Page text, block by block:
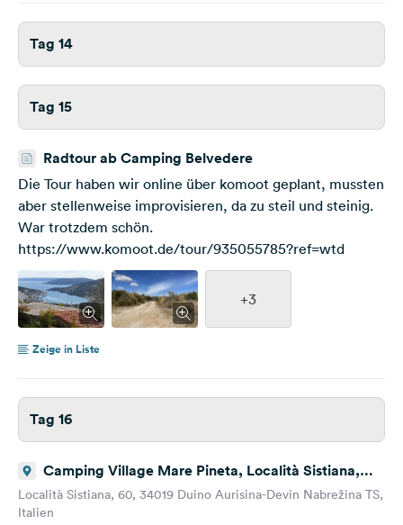
Tag 14
Tag 15
Radtour ab Camping Belvedere
Die Tour haben wir online über komoot geplant, mussten
aber stellenweise improvisieren, da zu steil und steinig.
War trotzdem schön.
https://www.komoot.de/tour/935055785?ref=wtd
+3
Zeige in Liste
Tag 16
Camping Village Mare Pineta, Località Sistiana,
Duino-Aurisina, Triest, Italien
Località Sistiana, 60, 34019 Duino Aurisina-Devin Nabrežina TS,
Italien